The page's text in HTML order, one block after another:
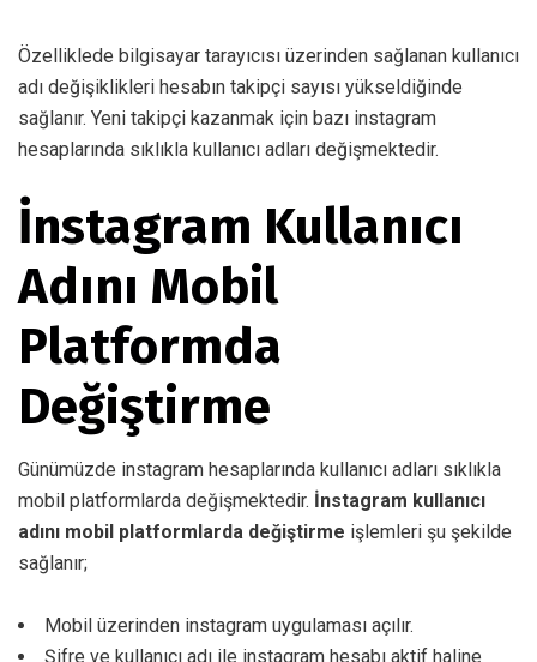
Özelliklede bilgisayar tarayıcısı üzerinden sağlanan kullanıcı
adı değişiklikleri hesabın takipçi sayısı yükseldiğinde
sağlanır. Yeni takipçi kazanmak için bazı instagram
hesaplarında sıklıkla kullanıcı adları değişmektedir.
İnstagram Kullanıcı
Adını Mobil
Platformda
Değiştirme
Günümüzde instagram hesaplarında kullanıcı adları sıklıkla
mobil platformlarda değişmektedir. İnstagram kullanıcı
adını mobil platformlarda değiştirme işlemleri şu şekilde
sağlanır;
Mobil üzerinden instagram uygulaması açılır.
Şifre ve kullanıcı adı ile instagram hesabı aktif haline